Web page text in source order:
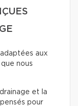
aux
nous
et la
pour